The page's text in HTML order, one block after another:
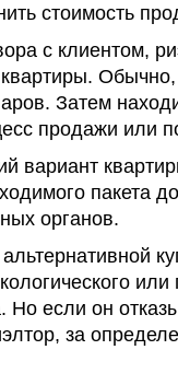
стоимость
с клиентом,
Обычно,
Затем
продажи или
вариант
пакета
органов.
или
Но если он
за